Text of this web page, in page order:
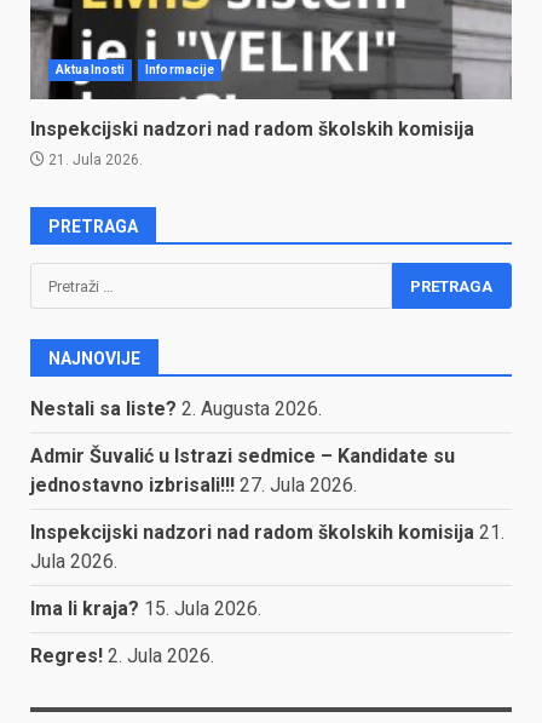
Aktualnosti Informacije
Inspekcijski nadzori nad radom školskih komisija
21. Jula 2026.
PRETRAGA
Pretraga:
NAJNOVIJE
Nestali sa liste? 2. Augusta 2026.
Admir Šuvalić u Istrazi sedmice – Kandidate su
jednostavno izbrisali!!! 27. Jula 2026.
Inspekcijski nadzori nad radom školskih komisija 21.
Jula 2026.
Ima li kraja? 15. Jula 2026.
Regres! 2. Jula 2026.